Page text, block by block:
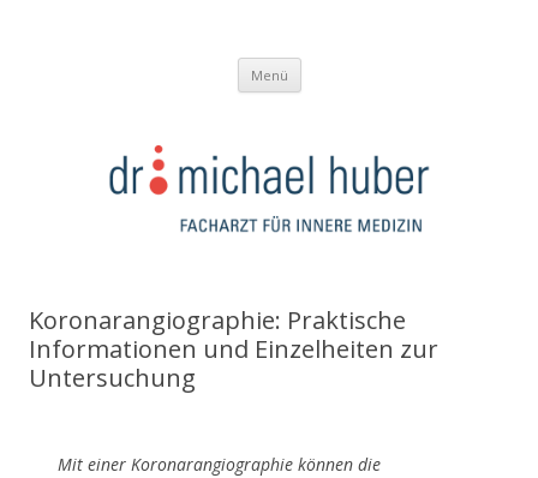
Menü Springe
Inhalt
Koronarangiographie: Praktische
Informationen und Einzelheiten zur
Untersuchung
Mit einer Koronarangiographie können die